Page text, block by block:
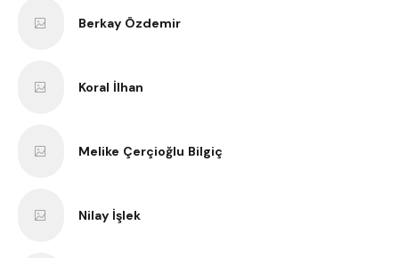
Berkay Özdemir
Koral İlhan
Melike Çerçioğlu Bilgiç
Nilay İşlek